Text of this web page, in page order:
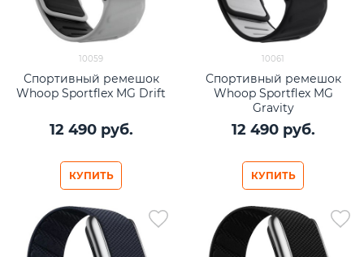
10059
Спортивный ремешок
Whoop Sportflex MG Drift
12 490 руб.
КУПИТЬ
10061
Спортивный ремешок
Whoop Sportflex MG
Gravity
12 490 руб.
КУПИТЬ